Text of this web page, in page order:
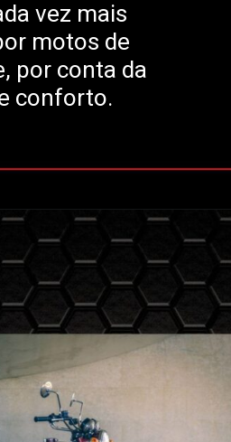
vez mais
motos de
por conta da
conforto.